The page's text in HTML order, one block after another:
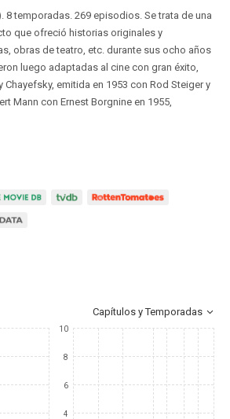
8 temporadas. 269 episodios. Se trata de una
que ofreció historias originales y
obras de teatro, etc. durante sus ocho años
luego adaptadas al cine con gran éxito,
emitida en 1953 con Rod Steiger y
Mann con Ernest Borgnine en 1955,
Capítulos y Temporadas
10
8
6
4